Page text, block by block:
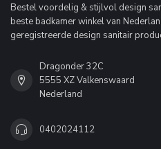
Bestel voordelig & stijlvol design
beste badkamer winkel van
geregistreerde design sanitair
Dragonder 32C
5555 XZ Valkenswaard
Nederland
0402024112